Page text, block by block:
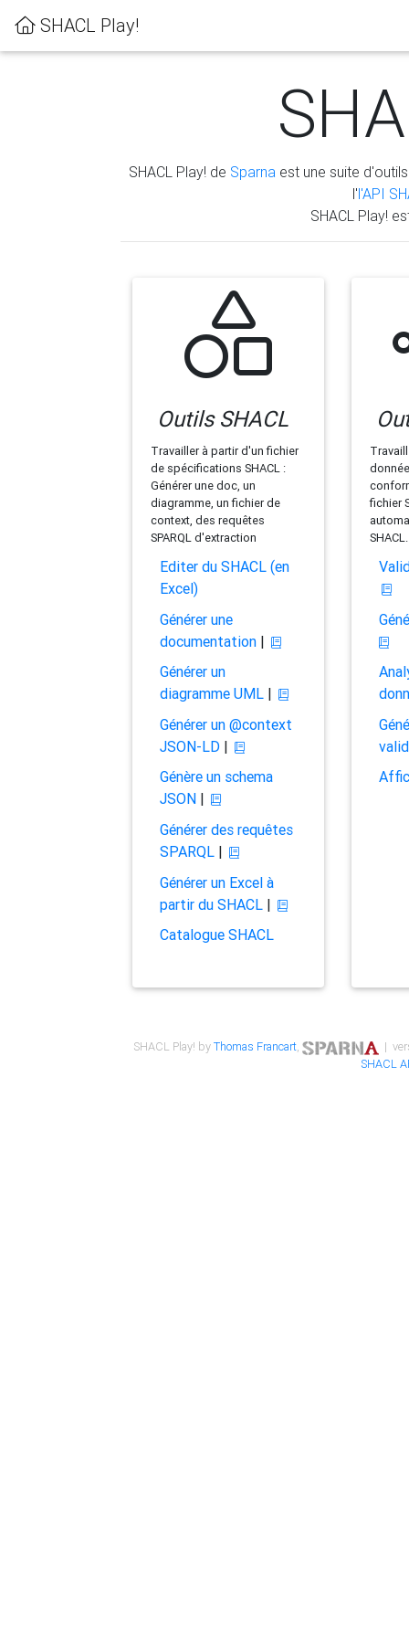
SHACL Play!
SHACL Play! de Sparna est une suite
l'l'API
SHACL Play!
Outils SHACL
Travailler à partir d'un fichier
de spécifications SHACL :
Générer une doc, un
diagramme, un fichier de
context, des requêtes
SPARQL d'extraction
Editer du SHACL (en
Excel)
Générer une
documentation|
Générer un
diagramme UML|
Générer un @context
JSON-LD|
Génère un schema
JSON|
Générer des requêtes
SPARQL|
Générer un Excel à
partir du SHACL|
Catalogue SHACL
fichier
SHACL.
SHACL Play! byThomas Francart,
|
SHACL